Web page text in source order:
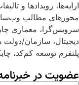
نوسازی و
ارایه‌ها، رویدادها و
محورهای مطالب
سرویس‌گرا، معماری
دیجیتال، سازمان/
پلتفرم توسعه‌ کم‌کد،
عضویت در